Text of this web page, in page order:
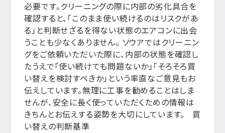
必要です。クリーニングの際に内部の劣化具合を
確認すると、「このまま使い続けるのはリスクがあ
る」と判断せざるを得ない状態のエアコンに出会
うことも少なくありません。 ソウアではクリーニン
グをご依頼いただいた際に、内部の状態を確認し
たうえで「使い続けても問題ないか」「そろそろ買
い替えを検討すべきか」という率直なご意見もお
伝えしています。無理に工事を勧めることはしま
せんが、安全に長く使っていただくための情報は
きちんとお伝えする姿勢を大切にしています。 買
い替えの判断基準